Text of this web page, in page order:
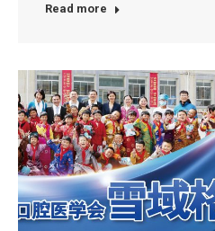
Read more